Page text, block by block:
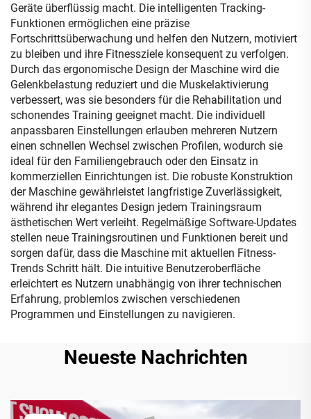
Geräte überflüssig macht. Die intelligenten Tracking-
Funktionen ermöglichen eine präzise
Fortschrittsüberwachung und helfen den Nutzern, motiviert
zu bleiben und ihre Fitnessziele konsequent zu verfolgen.
Durch das ergonomische Design der Maschine wird die
Gelenkbelastung reduziert und die Muskelaktivierung
verbessert, was sie besonders für die Rehabilitation und
schonendes Training geeignet macht. Die individuell
anpassbaren Einstellungen erlauben mehreren Nutzern
einen schnellen Wechsel zwischen Profilen, wodurch sie
ideal für den Familiengebrauch oder den Einsatz in
kommerziellen Einrichtungen ist. Die robuste Konstruktion
der Maschine gewährleistet langfristige Zuverlässigkeit,
während ihr elegantes Design jedem Trainingsraum
ästhetischen Wert verleiht. Regelmäßige Software-Updates
stellen neue Trainingsroutinen und Funktionen bereit und
sorgen dafür, dass die Maschine mit aktuellen Fitness-
Trends Schritt hält. Die intuitive Benutzeroberfläche
erleichtert es Nutzern unabhängig von ihrer technischen
Erfahrung, problemlos zwischen verschiedenen
Programmen und Einstellungen zu navigieren.
Neueste Nachrichten